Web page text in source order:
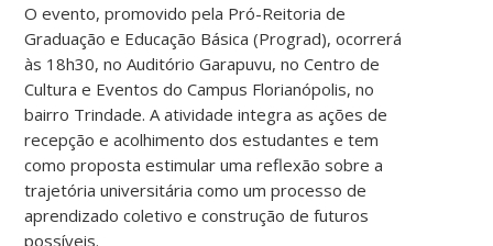
O evento, promovido pela Pró-Reitoria de
Graduação e Educação Básica (Prograd), ocorrerá
às 18h30, no Auditório Garapuvu, no Centro de
Cultura e Eventos do Campus Florianópolis, no
bairro Trindade. A atividade integra as ações de
recepção e acolhimento dos estudantes e tem
como proposta estimular uma reflexão sobre a
trajetória universitária como um processo de
aprendizado coletivo e construção de futuros
possíveis.